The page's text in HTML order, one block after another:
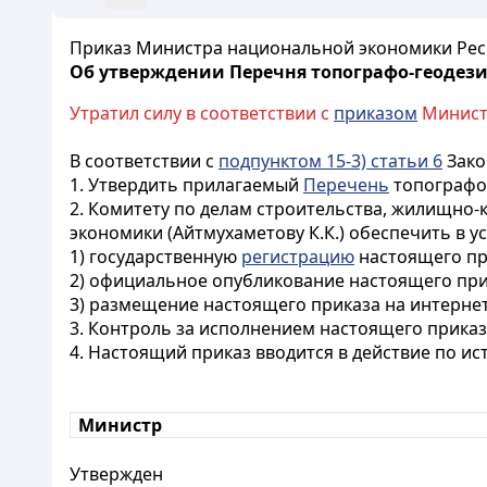
Приказ Министра национальной экономики
Об утверждении Перечня топографо-
Утратил силу в соответствии с приказом
В соответствии с подпунктом 15-3) статьи 6
1. Утвердить прилагаемый Перечень
2. Комитету по делам строительства,
экономики (Айтмухаметову К.К.) обеспечить в
1) государственную регистрацию настоящего
2) официальное опубликование настоящего
3) размещение настоящего приказа на
3. Контроль за исполнением настоящего
4. Настоящий приказ вводится в действие по
Министр
Утвержден